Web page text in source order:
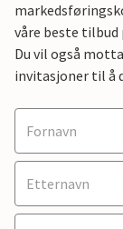
våre beste
Du vil også
invitasjoner til å